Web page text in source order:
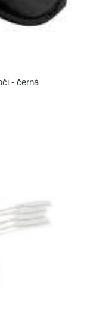
- černá